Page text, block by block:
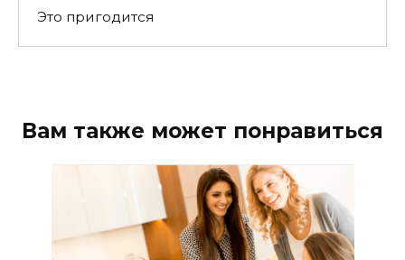
Это пригодится
Вам также может понравиться